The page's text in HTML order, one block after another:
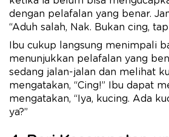
dengan pelafalan yang benar.
“Aduh salah, Nak. Bukan cing,
Ibu cukup langsung menimpali
menunjukkan pelafalan yang
sedang jalan-jalan dan melihat
mengatakan, “Cing!” Ibu dapat
mengatakan, “Iya, kucing. Ada
ya?”